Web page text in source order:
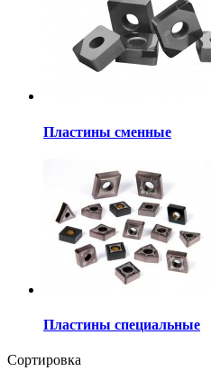
Пластины сменные
Пластины специальные
Сортировка